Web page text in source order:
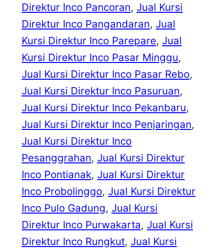
Direktur Inco Pancoran, Jual Kursi
Direktur Inco Pangandaran, Jual
Kursi Direktur Inco Parepare, Jual
Kursi Direktur Inco Pasar Minggu
Jual Kursi Direktur Inco Pasar Rebo
Jual Kursi Direktur Inco Pasuruan
Jual Kursi Direktur Inco Pekanbaru
Jual Kursi Direktur Inco Penjaringan
Jual Kursi Direktur Inco
Pesanggrahan, Jual Kursi Direktur
Inco Pontianak, Jual Kursi Direktur
Inco Probolinggo, Jual Kursi Direktur
Inco Pulo Gadung, Jual Kursi
Direktur Inco Purwakarta, Jual Kursi
Direktur Inco Rungkut, Jual Kursi